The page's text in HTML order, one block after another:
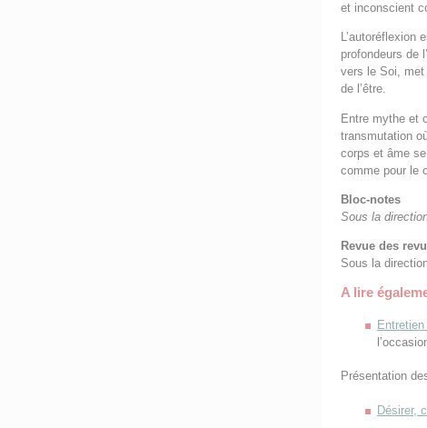
et inconscient
L’autoréflexion
profondeurs de
vers le Soi, met
de l’être.
Entre mythe et
transmutation
corps et âme
comme pour le
Bloc-notes
Sous la
Revue des
Sous la
A lire
Présentation
Désirer,